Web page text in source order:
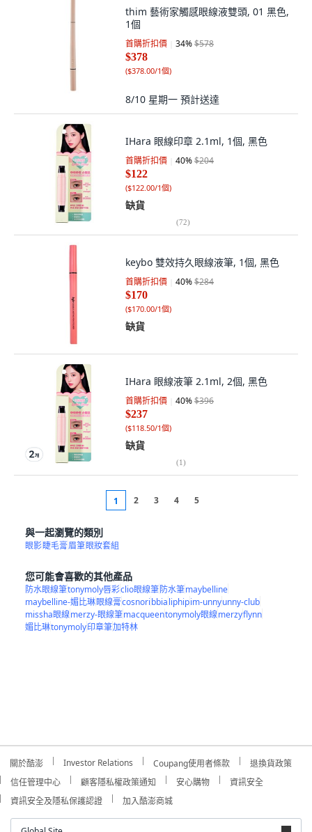
thim 藝術家觸感眼線液雙頭, 01 黑色,
1個
首購折扣價 34%$578
$378
($378.00/1個)
8/10 星期一 預計送達
IHara 眼線印章 2.1ml, 1個, 黑色
首購折扣價 40%$204
$122
($122.00/1個)
缺貨
(72)
keybo 雙效持久眼線液筆, 1個, 黑色
首購折扣價 40%$284
$170
($170.00/1個)
缺貨
IHara 眼線液筆 2.1ml, 2個, 黑色
首購折扣價 40%$396
$237
($118.50/1個)
缺貨
(1)
1 2 3 4 5
與一起瀏覽的類別
眼影睫毛膏眉筆眼妝套組
您可能會喜歡的其他產品
防水眼線筆tonymoly唇彩clio眼線筆防水筆maybelline
maybelline-媚比琳眼線膏cosnoribbialiphipim-unnyunny-club
missha眼線merzy-眼線筆macqueentonymoly眼線merzyflynn
媚比琳tonymoly印章筆加特林
關於酷澎 Investor Relations Coupang使用者條款
退換貨政策
信任管理中心
顧客隱私權政策通知 安心購物
資訊安全
資訊安全及隱私保護認證
加入酷澎商城